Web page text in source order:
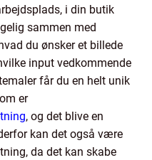
i din butik
sammen med
du ønsker et billede
input vedkommende
får du en helt unik
er
, og det blive en
kan det også være
da det kan skabe